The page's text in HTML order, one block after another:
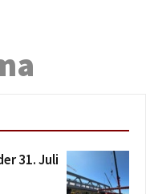
31. Juli